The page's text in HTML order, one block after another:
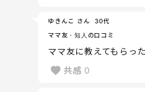
ゆきんこ さん
30代
ママ友・知人の口コミ
ママ友に教えてもらっ
共感 0